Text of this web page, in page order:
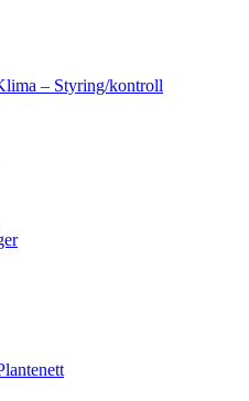
– Styring/kontroll